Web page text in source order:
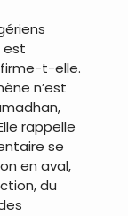
est
t-elle.
n’est
rappelle
se
en aval,
du